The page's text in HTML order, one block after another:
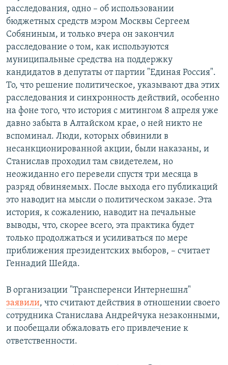
расследования, одно – об использовании
бюджетных средств мэром Москвы Сергеем
Собяниным, и только вчера он закончил
расследование о том, как используются
муниципальные средства на поддержку
кандидатов в депутаты от партии "Единая Россия".
То, что решение политическое, указывают два этих
расследования и синхронность действий, особенно
на фоне того, что история с митингом 8 апреля уже
давно забыта в Алтайском крае, о ней никто не
вспоминал. Люди, которых обвинили в
несанкционированной акции, были наказаны, и
Станислав проходил там свидетелем, но
неожиданно его перевели спустя три месяца в
разряд обвиняемых. После выхода его публикаций
это наводит на мысли о политическом заказе. Эта
история, к сожалению, наводит на печальные
выводы, что, скорее всего, эта практика будет
только продолжаться и усиливаться по мере
приближения президентских выборов, – считает
Геннадий Шейда.
В организации "Трансперенси Интернешнл"
заявили, что считают действия в отношении своего
сотрудника Станислава Андрейчука незаконными,
и пообещали обжаловать его привлечение к
ответственности.